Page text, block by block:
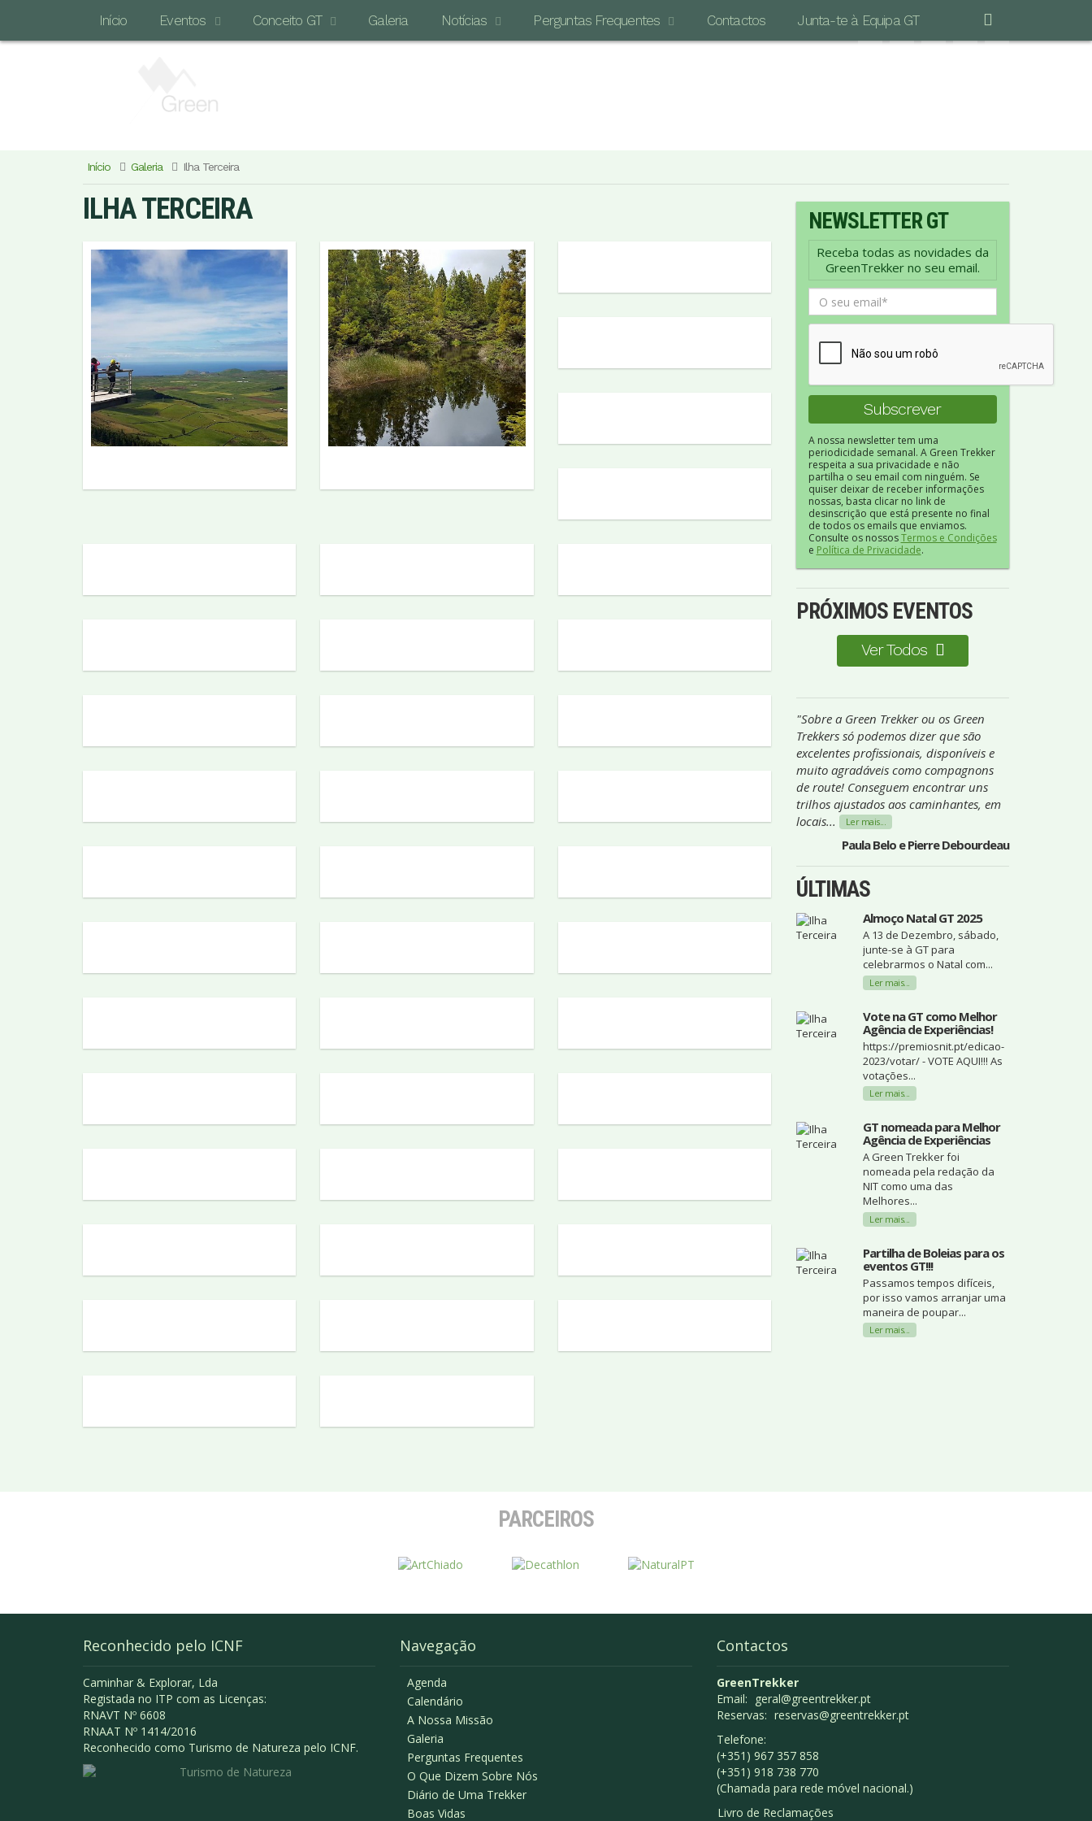
Início Eventos Conceito GT Galeria Notícias Perguntas Frequentes Contactos Junta-te à Equipa GT
Início Galeria Ilha Terceira
ILHA TERCEIRA NEWSLETTER GT
Receba todas as novidades da
GreenTrekker no seu email.
A nossa newsletter tem uma
periodicidade semanal. A Green Trekker
respeita a sua privacidade e não
partilha o seu email com ninguém. Se
quiser deixar de receber informações
nossas, basta clicar no link de
desinscrição que está presente no final
de todos os emails que enviamos.
Consulte os nossosTermos e Condições
e Política de Privacidade.
PRÓXIMOS EVENTOS
Ver Todos
"Sobre a Green Trekker ou os Green
Trekkers só podemos dizer que são
excelentes profissionais, disponíveis e
muito agradáveis como compagnons
de route! Conseguem encontrar uns
trilhos ajustados aos caminhantes, em
locais...
Ler mais...
Paula Belo e Pierre Debourdeau
ÚLTIMAS
Almoço Natal GT 2025
A 13 de Dezembro, sábado,
junte-se à GT para
celebrarmos o Natal com...
Ler mais...
Vote na GT como Melhor
Agência de Experiências!
https://premiosnit.pt/edicao-
2023/votar/ - VOTE AQUI!!! As
votações...
Ler mais...
GT nomeada para Melhor
Agência de Experiências
A Green Trekker foi
nomeada pela redação da
NIT como uma das
Melhores...
Ler mais...
Partilha de Boleias para os
eventos GT!!!
Passamos tempos difíceis,
por isso vamos arranjar uma
maneira de poupar...
Ler mais...
PARCEIROS
Reconhecido pelo ICNF
Caminhar & Explorar, Lda
Registada no ITP com as Licenças:
RNAVT Nº 6608
RNAAT Nº 1414/2016
Reconhecido como Turismo de Natureza pelo ICNF.
Navegação
Agenda
Calendário
A Nossa Missão
Galeria
Perguntas Frequentes
O Que Dizem Sobre Nós
Diário de Uma Trekker
Boas Vidas
Contactos
GreenTrekker
Email: geral@greentrekker.pt
Reservas: reservas@greentrekker.pt
Telefone:
(+351) 967 357 858
(+351) 918 738 770
(Chamada para rede móvel nacional.)
Livro de Reclamações